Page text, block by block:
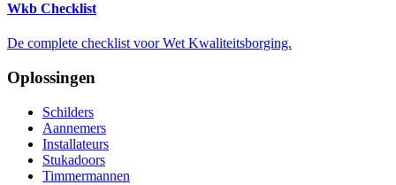
Wkb Checklist
De complete checklist voor Wet Kwaliteitsborging.
Oplossingen
Schilders
Aannemers
Installateurs
Stukadoors
Timmermannen